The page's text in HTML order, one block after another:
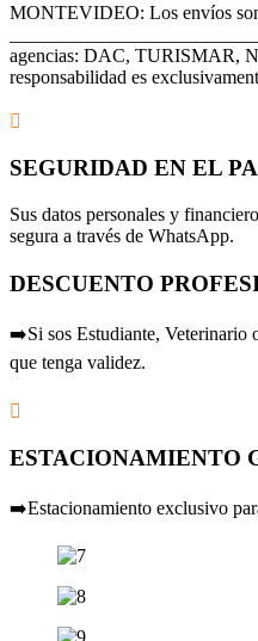
MONTEVIDEO: Los envíos son
agencias: DAC, TURISMAR,
responsabilidad es
SEGURIDAD EN EL
Sus datos personales y
segura a través de WhatsApp.
DESCUENTO
➡️Si sos Estudiante, Veterinario
que tenga validez.
ESTACIONAMIENTO
➡️Estacionamiento exclusivo